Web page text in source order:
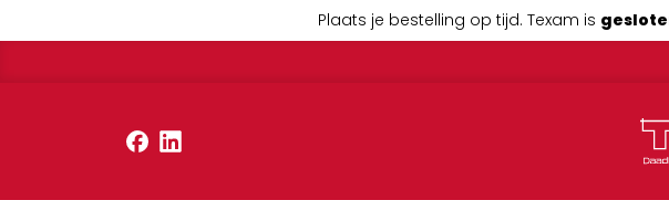
Plaats je bestelling op tijd. Texam is